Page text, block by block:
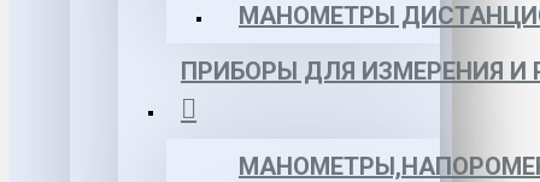
МАНОМЕТРЫ
ПРИБОРЫ ДЛЯ ИЗМЕРЕНИЯ И